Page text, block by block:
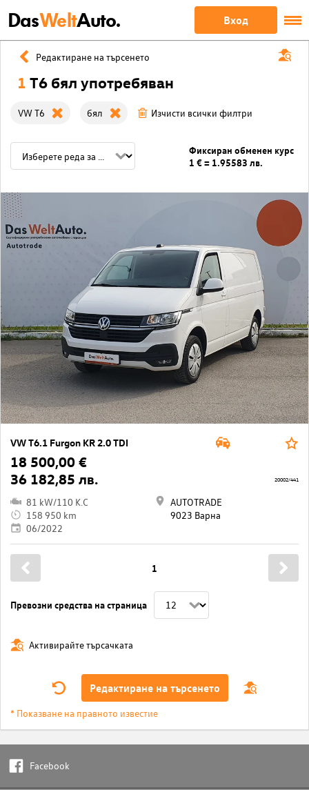
DasWeltAuto. Вход
Редактиране на търсенето
1 T6 бял употребяван
VW T6 бял Изчисти всички филтри
Фиксиран обменен курс
1 € = 1.95583 лв.
VW T6.1 Furgon KR 2.0 TDI
18 500,00 €
36 182,85 лв.
81 kW/110 K.C
158 950 km
06/2022
AUTOTRADE
9023 Варна
20002/441
Превозни средства на страница
1
Активирайте търсачката
Редактиране на търсенето
* Показване на правното известие
Facebook